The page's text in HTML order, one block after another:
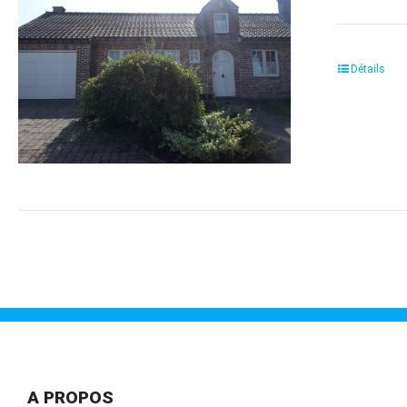
Détails
A PROPOS